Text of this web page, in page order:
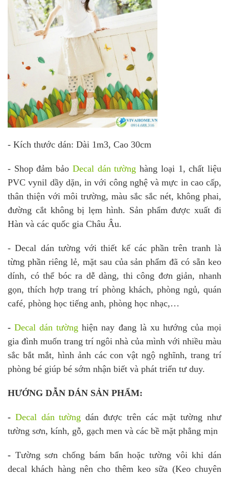
- Kích thước dán: Dài 1m3, Cao 30cm
- Shop đảm bảo Decal dán tường hàng loại 1, chất liệu
PVC vynil dầy dặn, in với công nghệ và mực in cao cấp,
thân thiện với môi trường, màu sắc sắc nét, không phai,
đường cắt không bị lẹm hình. Sản phẩm được xuất đi
Hàn và các quốc gia Châu Âu.
- Decal dán tường với thiết kế các phần trên tranh là
từng phần riêng lẻ, mặt sau của sản phẩm đã có sẵn keo
dính, có thể bóc ra dễ dàng, thi công đơn giản, nhanh
gọn, thích hợp trang trí phòng khách, phòng ngủ, quán
café, phòng học tiếng anh, phòng học nhạc,…
- Decal dán tường hiện nay đang là xu hướng của mọi
gia đình muốn trang trí ngôi nhà của mình với nhiều màu
sắc bắt mắt, hình ảnh các con vật ngộ nghĩnh, trang trí
phòng bé giúp bé sớm nhận biết và phát triển tư duy.
HƯỚNG DẪN DÁN SẢN PHẨM:
- Decal dán tường dán được trên các mặt tường như
tường sơn, kính, gỗ, gạch men và các bề mặt phẳng mịn
- Tường sơn chống bám bẩn hoặc tường vôi khi dán
decal khách hàng nên cho thêm keo sữa (Keo chuyên